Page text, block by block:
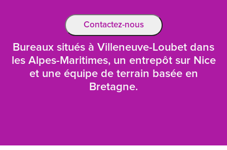
Contactez-nous
Bureaux situés à Villeneuve-Loubet dans
les Alpes-Maritimes, un entrepôt sur Nice
et une équipe de terrain basée en
Bretagne.